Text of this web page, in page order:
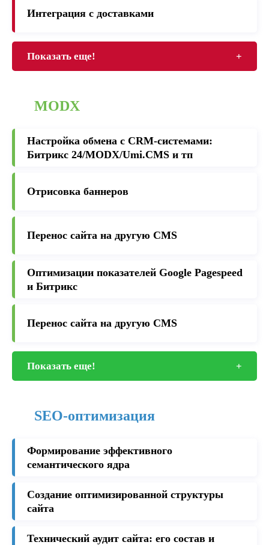
Интеграция с доставками
Показать еще! +
MODX
Настройка обмена с CRM-cистемами:
Битрикс 24/MODX/Umi.CMS и тп
Отрисовка баннеров
Перенос сайта на другую CMS
Оптимизации показателей Google Pagespeed
и Битрикс
Перенос сайта на другую CMS
Показать еще! +
SEO-оптимизация
Формирование эффективного
семантического ядра
Создание оптимизированной структуры
сайта
Технический аудит сайта: его состав и